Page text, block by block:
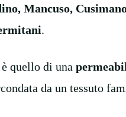
Mancuso,
.
quello di una
da un tessuto